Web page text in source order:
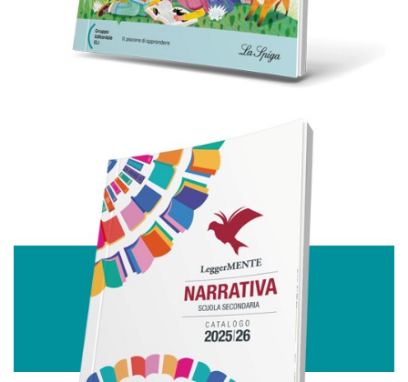
pubblicità e social media, i quali potrebbero combinarle
con altre informazioni che ha fornito loro o che hanno
raccolto dal suo utilizzo dei loro servizi.